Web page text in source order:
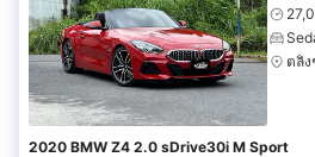
ตลิ่
2020 BMW Z4 2.0 sDrive30i M Sport